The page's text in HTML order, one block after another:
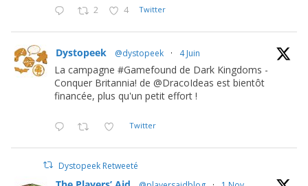
2 4 Twitter
Dystopeek @dystopeek · 4 Juin
La campagne #Gamefound de Dark Kingdoms -
Conquer Britannia! de @DracoIdeas est bientôt
financée, plus qu'un petit effort !
Twitter
Dystopeek Retweeté